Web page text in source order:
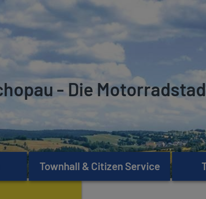
- Die
Townhall & Citizen Service